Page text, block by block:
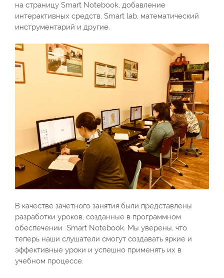
на страницу Smart Notebook, добавление
интерактивных средств, Smart lab, математический
инструментарий и другие.
В качестве зачетного занятия были представлены
разработки уроков, созданные в программном
обеспечении Smart Notebook. Мы уверены, что
теперь наши слушатели смогут создавать яркие и
эффективные уроки и успешно применять их в
учебном процессе.